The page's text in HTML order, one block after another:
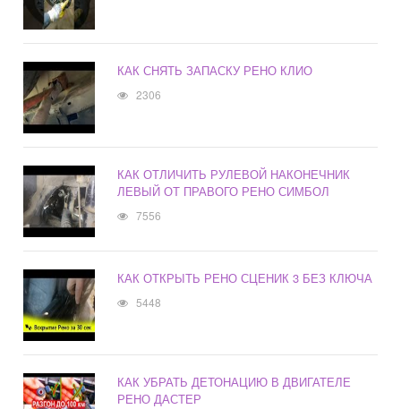
КАК СНЯТЬ ЗАПАСКУ РЕНО КЛИО
2306
КАК ОТЛИЧИТЬ РУЛЕВОЙ НАКОНЕЧНИК
ЛЕВЫЙ ОТ ПРАВОГО РЕНО СИМБОЛ
7556
КАК ОТКРЫТЬ РЕНО СЦЕНИК 3 БЕЗ КЛЮЧА
5448
КАК УБРАТЬ ДЕТОНАЦИЮ В ДВИГАТЕЛЕ
РЕНО ДАСТЕР